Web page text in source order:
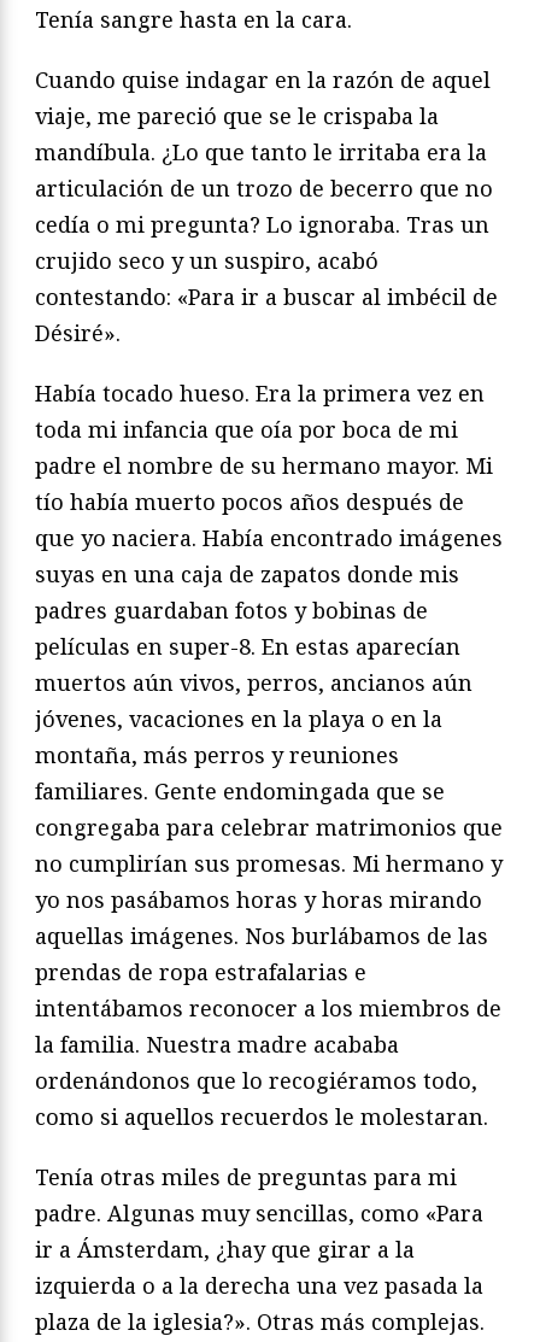
Tenía sangre hasta en la cara.
Cuando quise indagar en la razón de aquel
viaje, me pareció que se le crispaba la
mandíbula. ¿Lo que tanto le irritaba era la
articulación de un trozo de becerro que no
cedía o mi pregunta? Lo ignoraba. Tras un
crujido seco y un suspiro, acabó
contestando: «Para ir a buscar al imbécil de
Désiré».
Había tocado hueso. Era la primera vez en
toda mi infancia que oía por boca de mi
padre el nombre de su hermano mayor. Mi
tío había muerto pocos años después de
que yo naciera. Había encontrado imágenes
suyas en una caja de zapatos donde mis
padres guardaban fotos y bobinas de
películas en super-8. En estas aparecían
muertos aún vivos, perros, ancianos aún
jóvenes, vacaciones en la playa o en la
montaña, más perros y reuniones
familiares. Gente endomingada que se
congregaba para celebrar matrimonios que
no cumplirían sus promesas. Mi hermano y
yo nos pasábamos horas y horas mirando
aquellas imágenes. Nos burlábamos de las
prendas de ropa estrafalarias e
intentábamos reconocer a los miembros de
la familia. Nuestra madre acababa
ordenándonos que lo recogiéramos todo,
como si aquellos recuerdos le molestaran.
Tenía otras miles de preguntas para mi
padre. Algunas muy sencillas, como «Para
ir a Ámsterdam, ¿hay que girar a la
izquierda o a la derecha una vez pasada la
plaza de la iglesia?». Otras más complejas.